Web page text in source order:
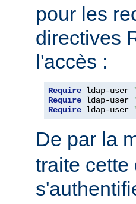
pour les
directives
l'accès :
Require ldap-user
Require ldap-user
Require ldap-user
De par la
traite cette